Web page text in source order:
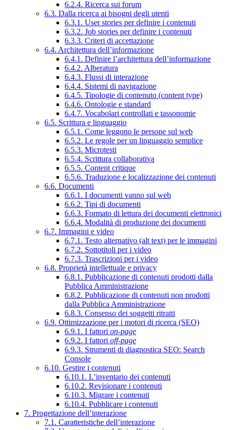
6.2.4. Ricerca sui forum
6.3. Dalla ricerca ai bisogni degli utenti
6.3.1. User stories per definire i contenuti
6.3.2. Job stories per definire i contenuti
6.3.3. Criteri di accettazione
6.4. Architettura dell’informazione
6.4.1. Definire l’architettura dell’informazione
6.4.2. Alberatura
6.4.3. Flussi di interazione
6.4.4. Sistemi di navigazione
6.4.5. Tipologie di contenuto (content type)
6.4.6. Ontologie e standard
6.4.7. Vocabolari controllati e tassonomie
6.5. Scrittura e linguaggio
6.5.1. Come leggono le persone sul web
6.5.2. Le regole per un linguaggio semplice
6.5.3. Microtesti
6.5.4. Scrittura collaborativa
6.5.5. Content critique
6.5.6. Traduzione e localizzazione dei contenuti
6.6. Documenti
6.6.1. I documenti vanno sul web
6.6.2. Tipi di documenti
6.6.3. Formato di lettura dei documenti elettronici
6.6.4. Modalità di produzione dei documenti
6.7. Immagini e video
6.7.1. Testo alternativo (alt text) per le immagini
6.7.2. Sottotitoli per i video
6.7.3. Trascrizioni per i video
6.8. Proprietà intellettuale e privacy
6.8.1. Pubblicazione di contenuti prodotti dalla
Pubblica Amministrazione
6.8.2. Pubblicazione di contenuti non prodotti
dalla Pubblica Amministrazione
6.8.3. Consenso dei soggetti ritratti
6.9. Ottimizzazione per i motori di ricerca (SEO)
6.9.1. I fattori on-page
6.9.2. I fattori off-page
6.9.3. Strumenti di diagnostica SEO: Search
Console
6.10. Gestire i contenuti
6.10.1. L’inventario dei contenuti
6.10.2. Revisionare i contenuti
6.10.3. Migrare i contenuti
6.10.4. Pubblicare i contenuti
7. Progettazione dell’interazione
7.1. Caratteristiche dell’interazione